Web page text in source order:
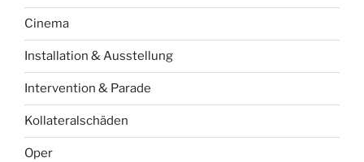
Cinema
Installation & Ausstellung
Intervention & Parade
Kollateralschäden
Oper